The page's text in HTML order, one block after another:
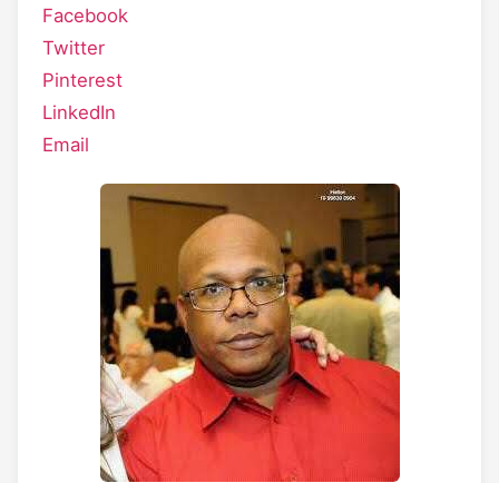
Facebook
Twitter
Pinterest
LinkedIn
Email